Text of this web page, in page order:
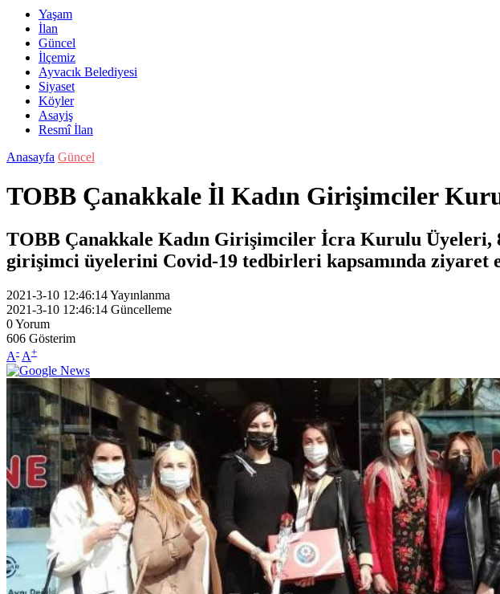
Yaşam
İlan
Güncel
İlçemiz
Ayvacık Belediyesi
Siyaset
Köyler
Asayiş
Resmî İlan
Anasayfa Güncel
TOBB Çanakkale İl Kadın Girişimciler
TOBB Çanakkale Kadın Girişimciler İcra Kurulu Üyeleri,
girişimci üyelerini Covid-19 tedbirleri kapsamında ziyaret
2021-3-10 12:46:14Yayınlanma
2021-3-10 12:46:14 Güncelleme
0Yorum
606 Gösterim
A- A+